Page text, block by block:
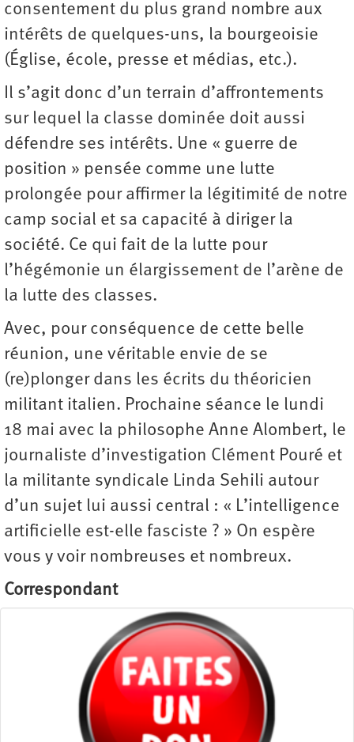
consentement du plus grand nombre aux
intérêts de quelques-uns, la bourgeoisie
(Église, école, presse et médias, etc.).
Il s’agit donc d’un terrain d’affrontements
sur lequel la classe dominée doit aussi
défendre ses intérêts. Une « guerre de
position » pensée comme une lutte
prolongée pour affirmer la légitimité de notre
camp social et sa capacité à diriger la
société. Ce qui fait de la lutte pour
l’hégémonie un élargissement de l’arène de
la lutte des classes.
Avec, pour conséquence de cette belle
réunion, une véritable envie de se
(re)plonger dans les écrits du théoricien
militant italien. Prochaine séance le lundi
18 mai avec la philosophe Anne Alombert, le
journaliste d’investigation Clément Pouré et
la militante syndicale Linda Sehili autour
d’un sujet lui aussi central : « L’intelligence
artificielle est-elle fasciste ? » On espère
vous y voir nombreuses et nombreux.
Correspondant